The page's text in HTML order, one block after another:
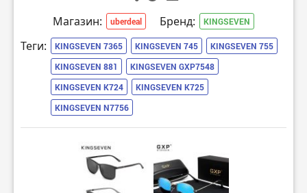
Магазин: uberdeal Бренд: KINGSEVEN
Теги: KINGSEVEN 7365 KINGSEVEN 745
KINGSEVEN 755
KINGSEVEN 881
KINGSEVEN GXP7548
KINGSEVEN K724
KINGSEVEN K725
KINGSEVEN N7756